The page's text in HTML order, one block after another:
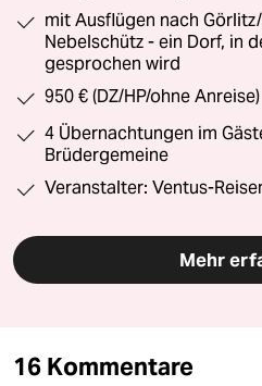
mit Ausflügen nach
Nebelschütz - ein Dorf, in
gesprochen wird
950 € (DZ/HP/ohne Anreise)
4 Übernachtungen im
Brüdergemeine
Veranstalter: Ventus-
Mehr
16 Kommentare